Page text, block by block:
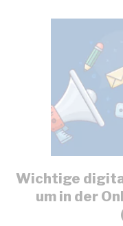
Wichtige
um in der